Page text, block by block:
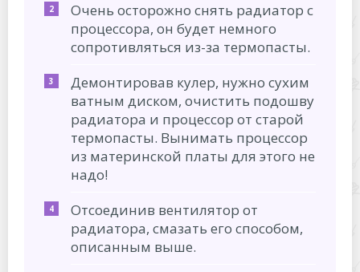
Очень осторожно снять радиатор с
процессора, он будет немного
сопротивляться из-за термопасты.
Демонтировав кулер, нужно сухим
ватным диском, очистить подошву
радиатора и процессор от старой
термопасты. Вынимать процессор
из материнской платы для этого не
надо!
Отсоединив вентилятор от
радиатора, смазать его способом,
описанным выше.